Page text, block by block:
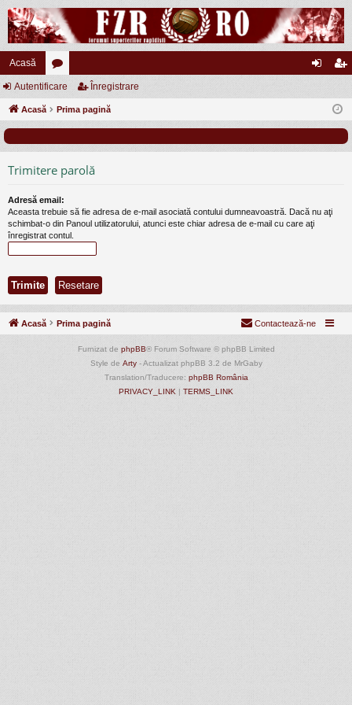
Acasă
or
u eg
Autentificare Înregistrare
Acasă Prima pagină
Trimitere parolă
Adresă email:
Aceasta trebuie să fie adresa de e-mail asociată contului dumneavoastră. Dacă nu aţi
schimbat-o din Panoul utilizatorului, atunci este chiar adresa de e-mail cu care aţi
înregistrat contul.
Acasă Prima pagină Contactează-ne
Furnizat de phpBB® Forum Software © phpBB Limited
Style de Arty- Actualizat phpBB 3.2 de MrGaby
Translation/Traducere: phpBB România
PRIVACY_LINK | TERMS_LINK